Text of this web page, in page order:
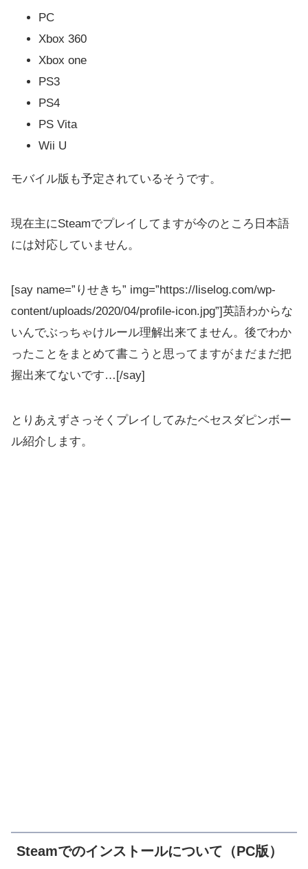
PC
Xbox 360
Xbox one
PS3
PS4
PS Vita
Wii U
モバイル版も予定されているそうです。
現在主にSteamでプレイしてますが今のところ日本語
には対応していません。
[say name=”りせきち” img=”https://liselog.com/wp-
content/uploads/2020/04/profile-icon.jpg”]英語わからな
いんでぶっちゃけルール理解出来てません。後でわか
ったことをまとめて書こうと思ってますがまだまだ把
握出来てないです…[/say]
とりあえずさっそくプレイしてみたベセスダピンボー
ル紹介します。
Steamでのインストールについて（PC版）